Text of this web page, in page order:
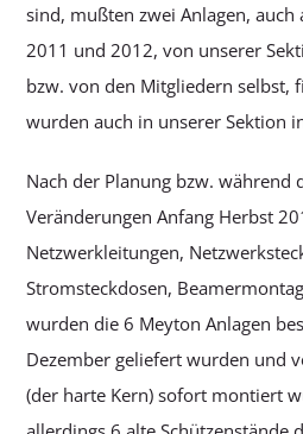
sind, mußten zwei Anlagen,
2011 und 2012, von unserer
bzw. von den Mitgliedern selbst,
wurden auch in unserer Sektion
Nach der Planung bzw. während
Veränderungen Anfang Herbst
Netzwerkleitungen,
Stromsteckdosen,
wurden die 6 Meyton Anlagen
Dezember geliefert wurden und
(der harte Kern) sofort montiert